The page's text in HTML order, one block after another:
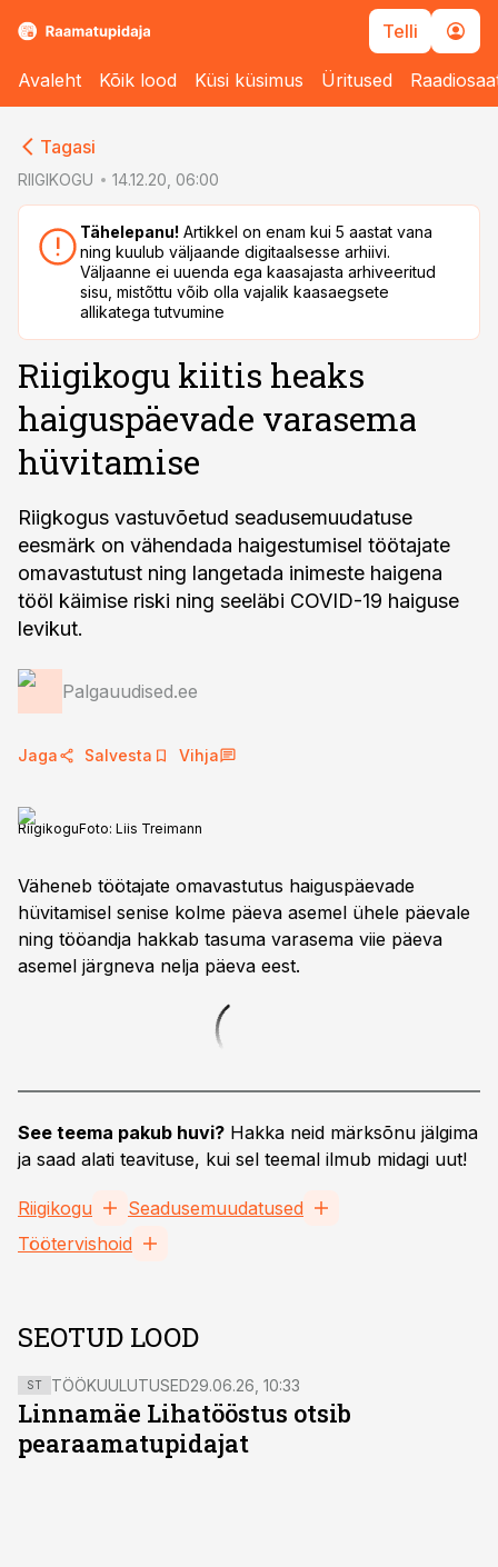
Telli
Avaleht Kõik lood Küsi küsimus Üritused
Tagasi
RIIGIKOGU 14.12.20, 06:00
Tähelepanu! Artikkel on enam kui 5 aastat vana
ning kuulub väljaande digitaalsesse arhiivi.
Väljaanne ei uuenda ega kaasajasta arhiveeritud
sisu, mistõttu võib olla vajalik kaasaegsete
allikatega tutvumine
Riigikogu kiitis heaks
haiguspäevade varasema
hüvitamise
Riigkogus vastuvõetud seadusemuudatuse
eesmärk on vähendada haigestumisel töötajate
omavastutust ning langetada inimeste haigena
tööl käimise riski ning seeläbi COVID-19 haiguse
levikut.
Palgauudised.ee
Jaga Salvesta Vihja
RiigikoguFoto: Liis Treimann
Väheneb töötajate omavastutus haiguspäevade
hüvitamisel senise kolme päeva asemel ühele päevale
ning tööandja hakkab tasuma varasema viie päeva
asemel järgneva nelja päeva eest.
See teema pakub huvi? Hakka neid märksõnu jälgima
ja saad alati teavituse, kui sel teemal ilmub midagi uut!
Riigikogu
Seadusemuudatused
Töötervishoid
SEOTUD LOOD
ST TÖÖKUULUTUSED29.06.26, 10:33
Linnamäe Lihatööstus otsib
pearaamatupidajat